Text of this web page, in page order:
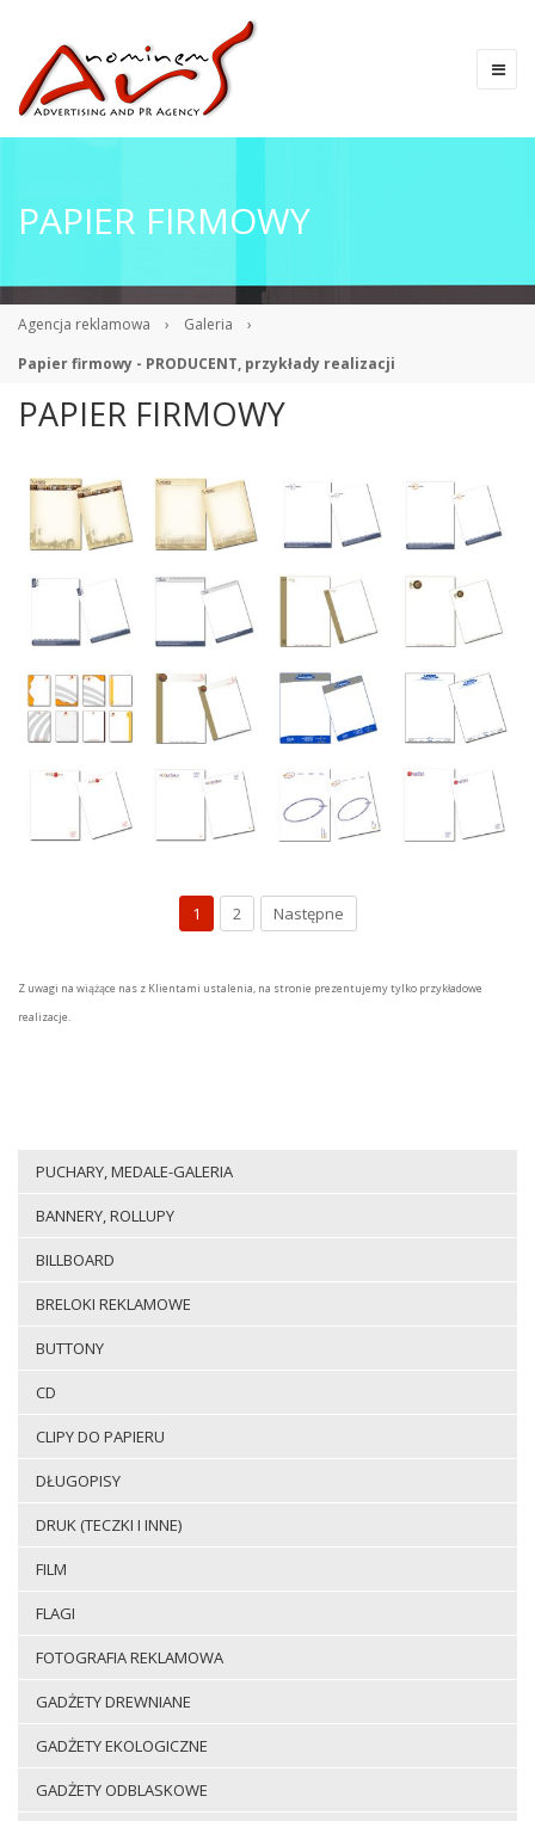
PAPIER FIRMOWY
Agencja reklamowa › Galeria
›
Papier firmowy - PRODUCENT, przykłady realizacji
PAPIER FIRMOWY
1 2 Następne
Z uwagi na wiążące nas z Klientami ustalenia, na stronie prezentujemy tylko przykładowe
realizacje.
PUCHARY, MEDALE-GALERIA
BANNERY, ROLLUPY
BILLBOARD
BRELOKI REKLAMOWE
BUTTONY
CD
CLIPY DO PAPIERU
DŁUGOPISY
DRUK (TECZKI I INNE)
FILM
FLAGI
FOTOGRAFIA REKLAMOWA
GADŻETY DREWNIANE
GADŻETY EKOLOGICZNE
GADŻETY ODBLASKOWE